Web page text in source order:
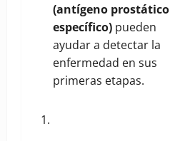
(antígeno prostático
específico) pueden
ayudar a detectar la
enfermedad en sus
primeras etapas.